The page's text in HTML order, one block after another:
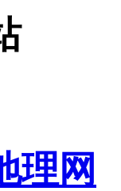
理网